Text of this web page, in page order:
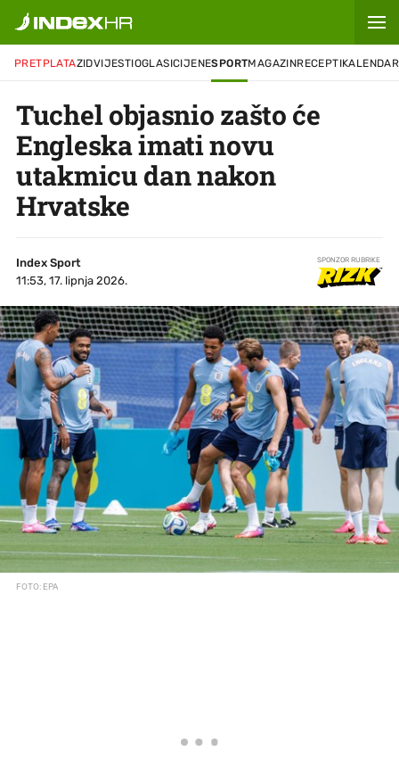
PRETPLATAZIDVIJESTIOGLASICIJENESPORTMAGAZINRECEPTIKALENDAR
Tuchel objasnio zašto će
Engleska imati novu
utakmicu dan nakon
Hrvatske
Index Sport
11:53, 17. lipnja 2026.
SPONZOR RUBRIKE
FOTO: EPA